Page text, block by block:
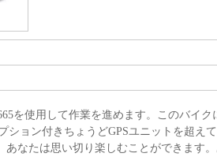
を使用して作業を進めます。このバイク
ョン付きちょうどGPSユニットを超え
あなたは思い切り楽しむことができます